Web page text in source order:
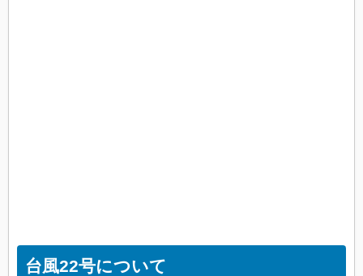
台風22号について